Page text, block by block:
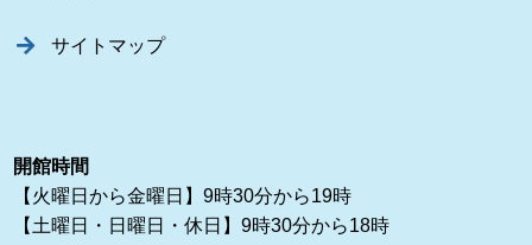
サイトマップ
開館時間
【火曜日から金曜日】9時30分から19時
【土曜日・日曜日・休日】9時30分から18時